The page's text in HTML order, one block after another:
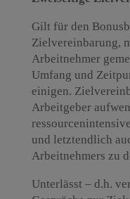
Gilt für den
Zielvereinbarung,
Arbeitnehmer
Umfang und
einigen.
Arbeitgeber
und letztendlich
Arbeitnehmers zu
Unterlässt – d.h.